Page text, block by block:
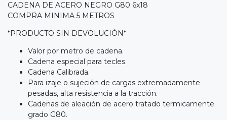
CADENA DE ACERO NEGRO G80 6x18
COMPRA MINIMA 5 METROS
*PRODUCTO SIN DEVOLUCIÓN*
Valor por metro de cadena.
Cadena especial para tecles.
Cadena Calibrada.
Para izaje o sujeción de cargas extremadamente
pesadas, alta resistencia a la tracción.
Cadenas de aleación de acero tratado termicamente
grado G80.